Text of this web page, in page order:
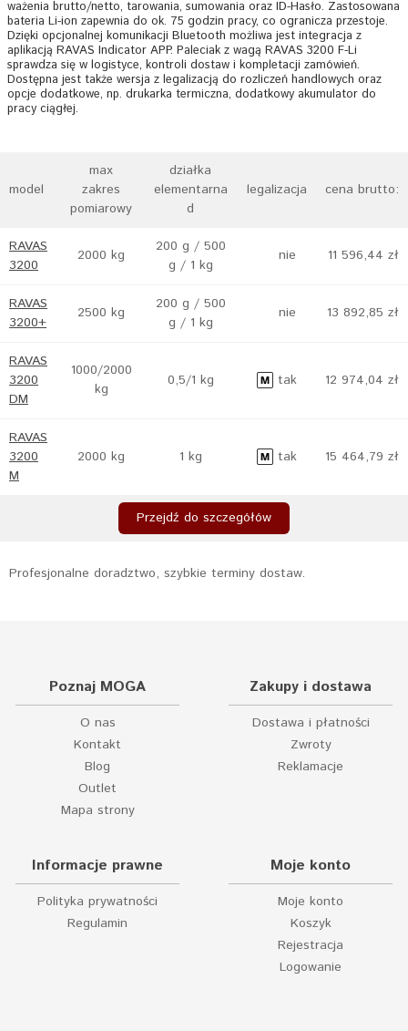
ważenia brutto/netto, tarowania, sumowania oraz ID-Hasło. Zastosowana
bateria Li-ion zapewnia do ok. 75 godzin pracy, co ogranicza przestoje.
Dzięki opcjonalnej komunikacji Bluetooth możliwa jest integracja z
aplikacją RAVAS Indicator APP. Paleciak z wagą RAVAS 3200 F-Li
sprawdza się w logistyce, kontroli dostaw i kompletacji zamówień.
Dostępna jest także wersja z legalizacją do rozliczeń handlowych oraz
opcje dodatkowe, np. drukarka termiczna, dodatkowy akumulator do
pracy ciągłej.
model
max
zakres
pomiarowy
działka
elementarna
d
legalizacja cena brutto:
RAVAS
3200
2000 kg
200 g / 500
g / 1 kg
nie 11 596,44 zł
RAVAS
3200+
2500 kg
200 g / 500
g / 1 kg
nie 13 892,85 zł
RAVAS
3200
DM
1000/2000
kg
0,5/1 kg tak 12 974,04 zł
RAVAS
3200
M
2000 kg 1 kg tak 15 464,79 zł
Przejdź do szczegółów
Profesjonalne doradztwo, szybkie terminy dostaw.
Poznaj MOGA
O nas
Kontakt
Blog
Outlet
Mapa strony
Zakupy i dostawa
Dostawa i płatności
Zwroty
Reklamacje
Informacje prawne
Polityka prywatności
Regulamin
Moje konto
Moje konto
Koszyk
Rejestracja
Logowanie